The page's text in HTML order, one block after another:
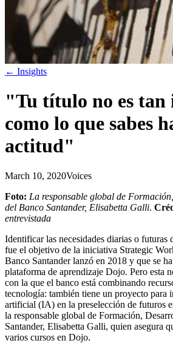
← Insights
"Tu título no es
como lo que sabes
actitud"
March 10, 2020Voices
Foto: La responsable global de
del Banco Santander, Elisabetta Galli.
entrevistada
Identificar las necesidades diarias o futuras
fue el objetivo de la iniciativa Strategic
Banco Santander lanzó en 2018 y que se
plataforma de aprendizaje Dojo. Pero esta
con la que el banco está combinando
tecnología: también tiene un proyecto para
artificial (IA) en la preselección de futuros
la responsable global de Formación,
Santander, Elisabetta Galli, quien asegura
varios cursos en Dojo.